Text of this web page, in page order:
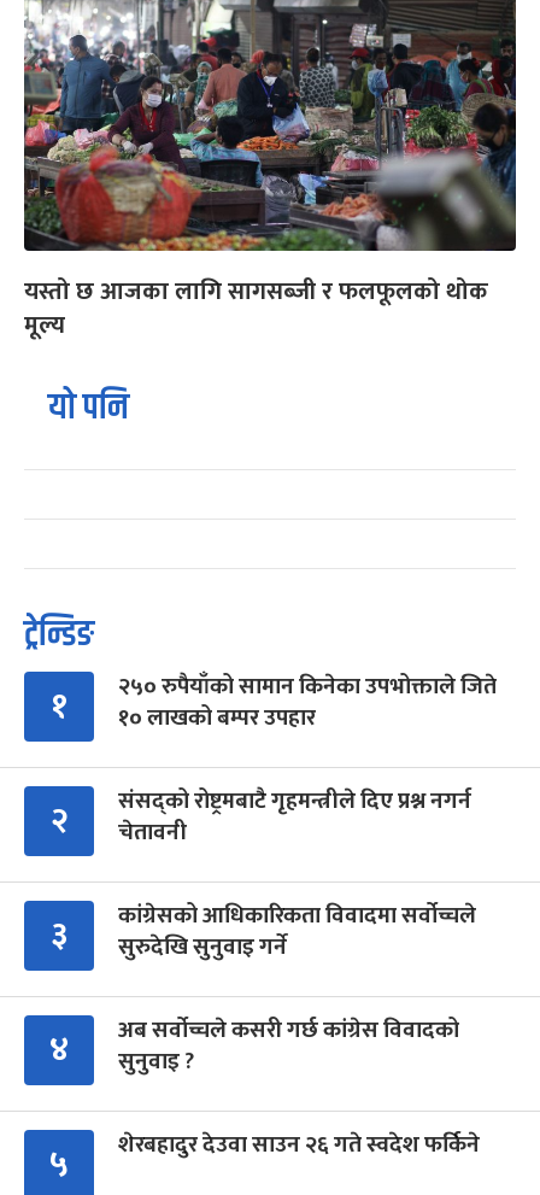
यस्तो छ आजका लागि सागसब्जी र फलफूलको थोक
मूल्य
यो पनि
ट्रेन्डिङ
१
२५० रुपैयाँको सामान किनेका उपभोक्ताले जिते
१० लाखको बम्पर उपहार
२
संसद्को रोष्ट्रमबाटै गृहमन्त्रीले दिए प्रश्न नगर्न
चेतावनी
३
कांग्रेसको आधिकारिकता विवादमा सर्वोच्चले
सुरुदेखि सुनुवाइ गर्ने
४
अब सर्वोच्चले कसरी गर्छ कांग्रेस विवादको
सुनुवाइ ?
५ शेरबहादुर देउवा साउन २६ गते स्वदेश फर्किने